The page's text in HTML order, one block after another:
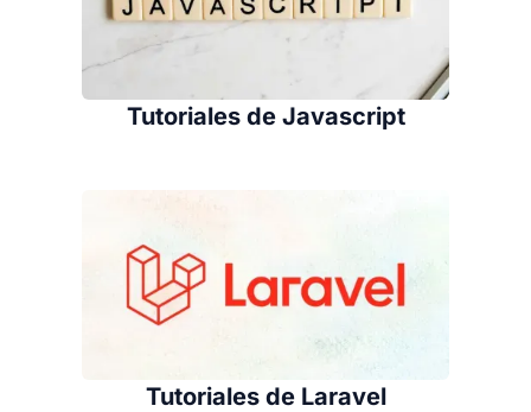
Tutoriales de Javascript
Tutoriales de Laravel